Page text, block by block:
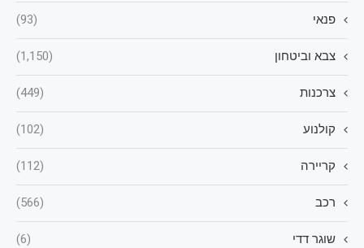
פנאי (93)
צבא וביטחון (1,150)
צרכנות (449)
קולנוע (102)
קריירה (112)
רכב (566)
שוגר דדי (6)